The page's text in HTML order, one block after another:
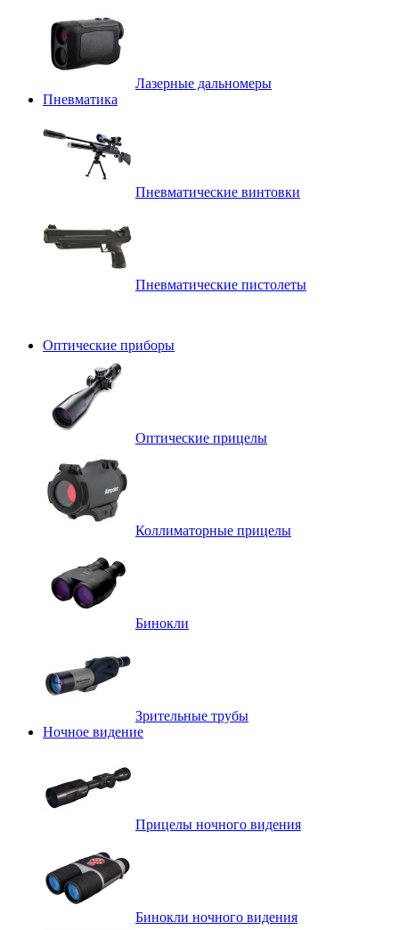
Лазерные дальномеры
Пневматика
Пневматические винтовки
Пневматические пистолеты
Оптические приборы
Оптические прицелы
Коллиматорные прицелы
Бинокли
Зрительные трубы
Ночное видение
Прицелы ночного видения
Бинокли ночного видения